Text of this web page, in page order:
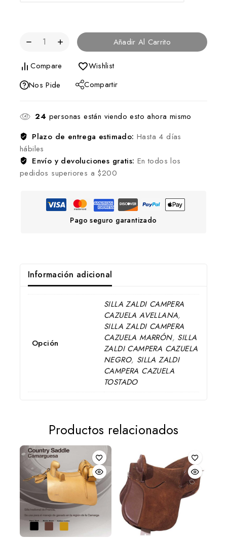
Añadir Al Carrito
Compare
Wishlist
Nos Pide
Compartir
24 personas están viendo esto ahora mismo
Plazo de entrega estimado: Hasta 4 días
hábiles
Envío y devoluciones gratis: En todos los
pedidos superiores a $200
Pago seguro garantizado
Información adicional
Opción
SILLA ZALDI CAMPERA
CAZUELA AVELLANA,
SILLA ZALDI CAMPERA
CAZUELA MARRÓN, SILLA
ZALDI CAMPERA CAZUELA
NEGRO, SILLA ZALDI
CAMPERA CAZUELA
TOSTADO
Productos relacionados